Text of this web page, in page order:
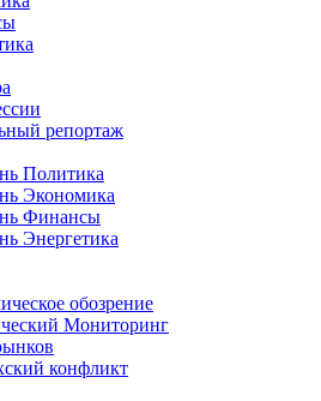
репортаж
Политика
Экономика
Финансы
Энергетика
обозрение
Мониторинг
конфликт